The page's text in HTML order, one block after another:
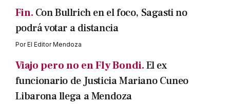
Fin. Con Bullrich en el foco, Sagasti no
podrá votar a distancia
PorEl Editor Mendoza
Viajo pero no en Fly Bondi.El ex
funcionario de Justicia Mariano Cuneo
Libarona llega a Mendoza